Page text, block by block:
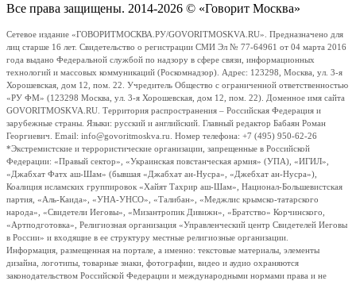
Все права защищены. 2014-2026 © «Говорит Москва»
Сетевое издание «ГОВОРИТМОСКВА.РУ/GOVORITMOSKVA.RU». Предназначено для
лиц старше 16 лет. Свидетельство о регистрации СМИ Эл № 77-64961 от 04 марта 2016
года выдано Федеральной службой по надзору в сфере связи, информационных
технологий и массовых коммуникаций (Роскомнадзор). Адрес: 123298, Москва, ул. 3-я
Хорошевская, дом 12, пом. 22. Учредитель Общество с ограниченной ответственностью
«РУ ФМ» (123298 Москва, ул. 3-я Хорошевская, дом 12, пом. 22). Доменное имя сайта
GOVORITMOSKVA.RU. Территория распространения – Российская Федерация и
зарубежные страны. Языки: русский и английский. Главный редактор Бабаян Роман
Георгиевич. Email: info@govoritmoskva.ru. Номер телефона: +7 (495) 950-62-26
*Экстремистские и террористические организации, запрещенные в Российской
Федерации: «Правый сектор», «Украинская повстанческая армия» (УПА), «ИГИЛ»,
«Джабхат Фатх аш-Шам» (бывшая «Джабхат ан-Нусра», «Джебхат ан-Нусра»),
Коалиция исламских группировок «Хайят Тахрир аш-Шам», Национал-Большевистская
партия, «Аль-Каида», «УНА-УНСО», «Талибан», «Меджлис крымско-татарского
народа», «Свидетели Иеговы», «Мизантропик Дивижн», «Братство» Корчинского,
«Артподготовка», Религиозная организация «Управленческий центр Свидетелей Иеговы
в России» и входящие в ее структуру местные религиозные организации.
Информация, размещенная на портале, а именно: текстовые материалы, элементы
дизайна, логотипы, товарные знаки, фотографии, видео и аудио охраняются
законодательством Российской Федерации и международными нормами права и не